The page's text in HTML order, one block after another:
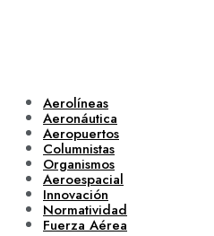
Aerolíneas
Aeronáutica
Aeropuertos
Columnistas
Organismos
Aeroespacial
Innovación
Normatividad
Fuerza Aérea